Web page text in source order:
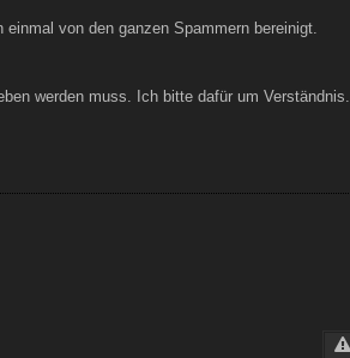
von den ganzen Spammern bereinigt.
werden muss. Ich bitte dafür um Verständnis.